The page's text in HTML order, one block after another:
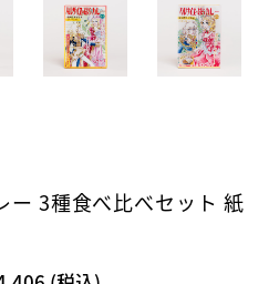
ー 3種食べ比べセット 紙